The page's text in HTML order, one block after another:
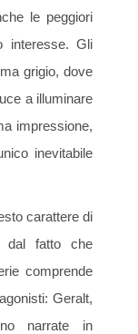
le peggiori
interesse. Gli
grigio, dove
a illuminare
impressione,
inevitabile
carattere di
dal fatto che
comprende
Geralt,
narrate in